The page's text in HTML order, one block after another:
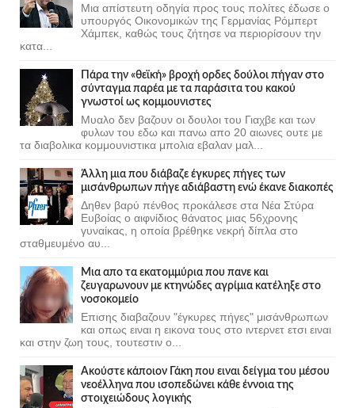
Μια απίστευτη οδηγία προς τους πολίτες έδωσε ο
υπουργός Οικονομικών της Γερμανίας Ρόμπερτ
Χάμπεκ, καθώς τους ζήτησε να περιορίσουν την
κατα...
Πάρα την «θεϊκή» βροχή ορδες δούλοι πήγαν στο
σύνταγμα παρέα με τα παράσιτα του κακού
γνωστοί ως κομμουνιστες
Μυαλο δεν βαζουν οι δουλοι του Γιαχβε και των
φυλων του εδω και πανω απο 20 αιωνες ουτε με
τα διαβολικα κομμουνιστικα μπολια εβαλαν μαλ...
Άλλη μια που διάβαζε έγκυρες πήγες των
μισάνθρωπων πήγε αδιάβαστη ενώ έκανε διακοπές
Δηθεν βαρύ πένθος προκάλεσε στα Νέα Στύρα
Ευβοίας ο αιφνίδιος θάνατος μιας 56χρονης
γυναίκας, η οποία βρέθηκε νεκρή δίπλα στο
σταθμευμένο αυ...
Μια απο τα εκατομμύρια που πανε και
ζευγαρωνουν με κτηνώδες αγρίμια κατέληξε στο
νοσοκομείο
Επισης διαβαζουν "έγκυρες πήγες" μισάνθρωπων
και οπως ειναι η εικονα τους στο ιντερνετ ετσι ειναι
και στην ζωη τους, τουτεστιν ο...
Ακούστε κάποιον Γάκη που ειναι δείγμα του μέσου
νεοέλληνα που ισοπεδώνει κάθε έννοια της
στοιχειώδους λογικής